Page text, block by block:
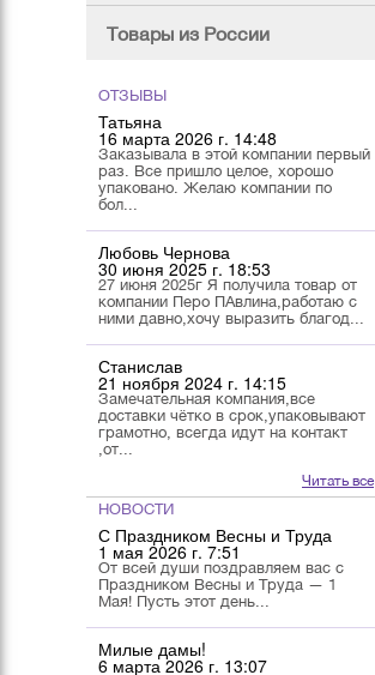
Товары из России
ОТЗЫВЫ
Татьяна
16 марта 2026 г. 14:48
Заказывала в этой компании первый
раз. Все пришло целое, хорошо
упаковано. Желаю компании по
бол...
Любовь Чернова
30 июня 2025 г. 18:53
27 июня 2025г Я получила товар от
компании Перо ПАвлина,работаю с
ними давно,хочу выразить благод...
Станислав
21 ноября 2024 г. 14:15
Замечательная компания,все
доставки чётко в срок,упаковывают
грамотно, всегда идут на контакт
,от...
Читать все
НОВОСТИ
С Праздником Весны и Труда
1 мая 2026 г. 7:51
От всей души поздравляем вас с
Праздником Весны и Труда — 1
Мая! Пусть этот день...
Милые дамы!
6 марта 2026 г. 13:07